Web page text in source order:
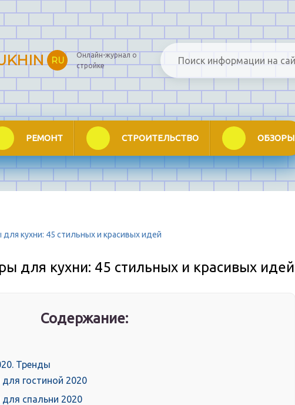
RU
Онлайн-журнал о
стройке
РЕМОНТ СТРОИТЕЛЬСТВО ОБЗОРЫ
кухни: 45 стильных и красивых идей
для кухни: 45 стильных и красивых идей
Содержание:
Тренды
гостиной 2020
спальни 2020